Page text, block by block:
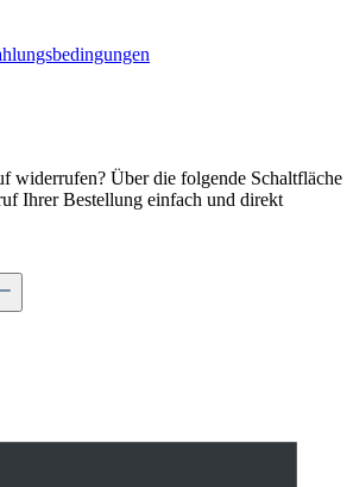
widerrufen? Über die folgende Schaltfläche
Ihrer Bestellung einfach und direkt